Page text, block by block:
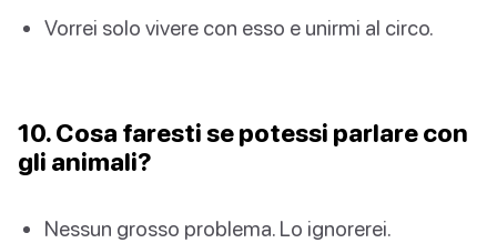
Vorrei solo vivere con esso e unirmi al circo.
10. Cosa faresti se potessi parlare con
gli animali?
Nessun grosso problema. Lo ignorerei.